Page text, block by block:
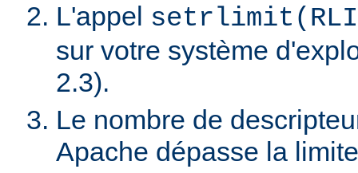
L'appel
sur votre système
2.3).
Le nombre de
Apache dépasse la